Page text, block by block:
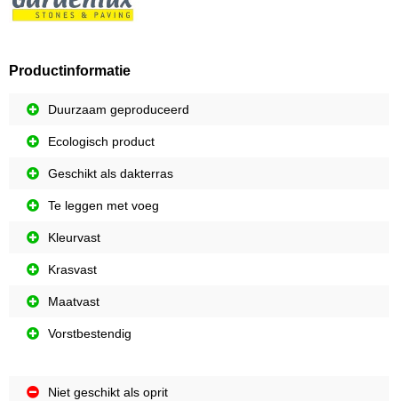
Productinformatie
Duurzaam geproduceerd
Ecologisch product
Geschikt als dakterras
Te leggen met voeg
Kleurvast
Krasvast
Maatvast
Vorstbestendig
Niet geschikt als oprit